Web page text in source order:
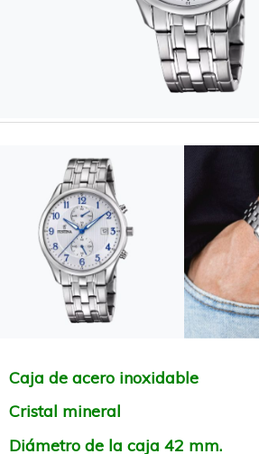
Caja de acero inoxidable
Cristal mineral
Diámetro de la caja 42 mm.